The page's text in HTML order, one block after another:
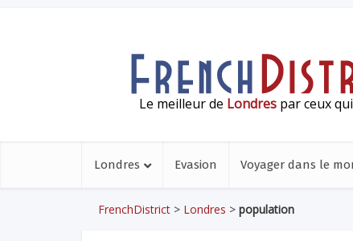
Le meilleur de Londrespar ceux
Londres Evasion Voyager dans le
FrenchDistrict > Londres > population